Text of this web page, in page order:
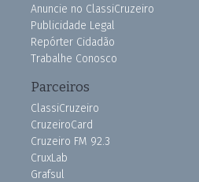
Anuncie no ClassiCruzeiro
Publicidade Legal
Repórter Cidadão
Trabalhe Conosco
Parceiros
ClassiCruzeiro
CruzeiroCard
Cruzeiro FM 92.3
CruxLab
Grafsul